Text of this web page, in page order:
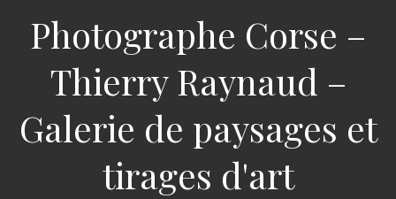
Photographe Corse –
Thierry Raynaud –
Galerie de paysages et
tirages d'art